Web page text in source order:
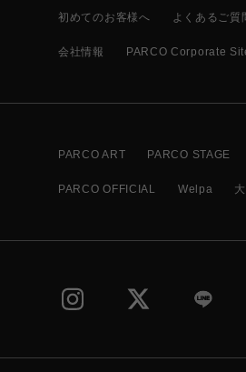
初めてのお客様へ よくあるご質
会社情報 PARCO Corporate
PARCO ART PARCO STAGE
PARCO OFFICIAL Welpa